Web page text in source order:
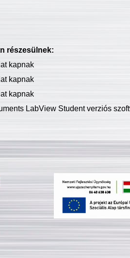
részesülnek:
kapnak
kapnak
kapnak
LabView Student verziós